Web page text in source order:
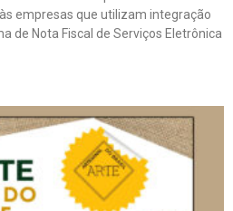
empresas que utilizam integração
de Nota Fiscal de Serviços Eletrônica